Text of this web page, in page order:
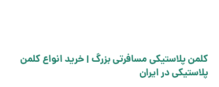
کلمن پلاستیکی مسافرتی بزرگ | خرید انواع کلمن
پلاستیکی در ایران